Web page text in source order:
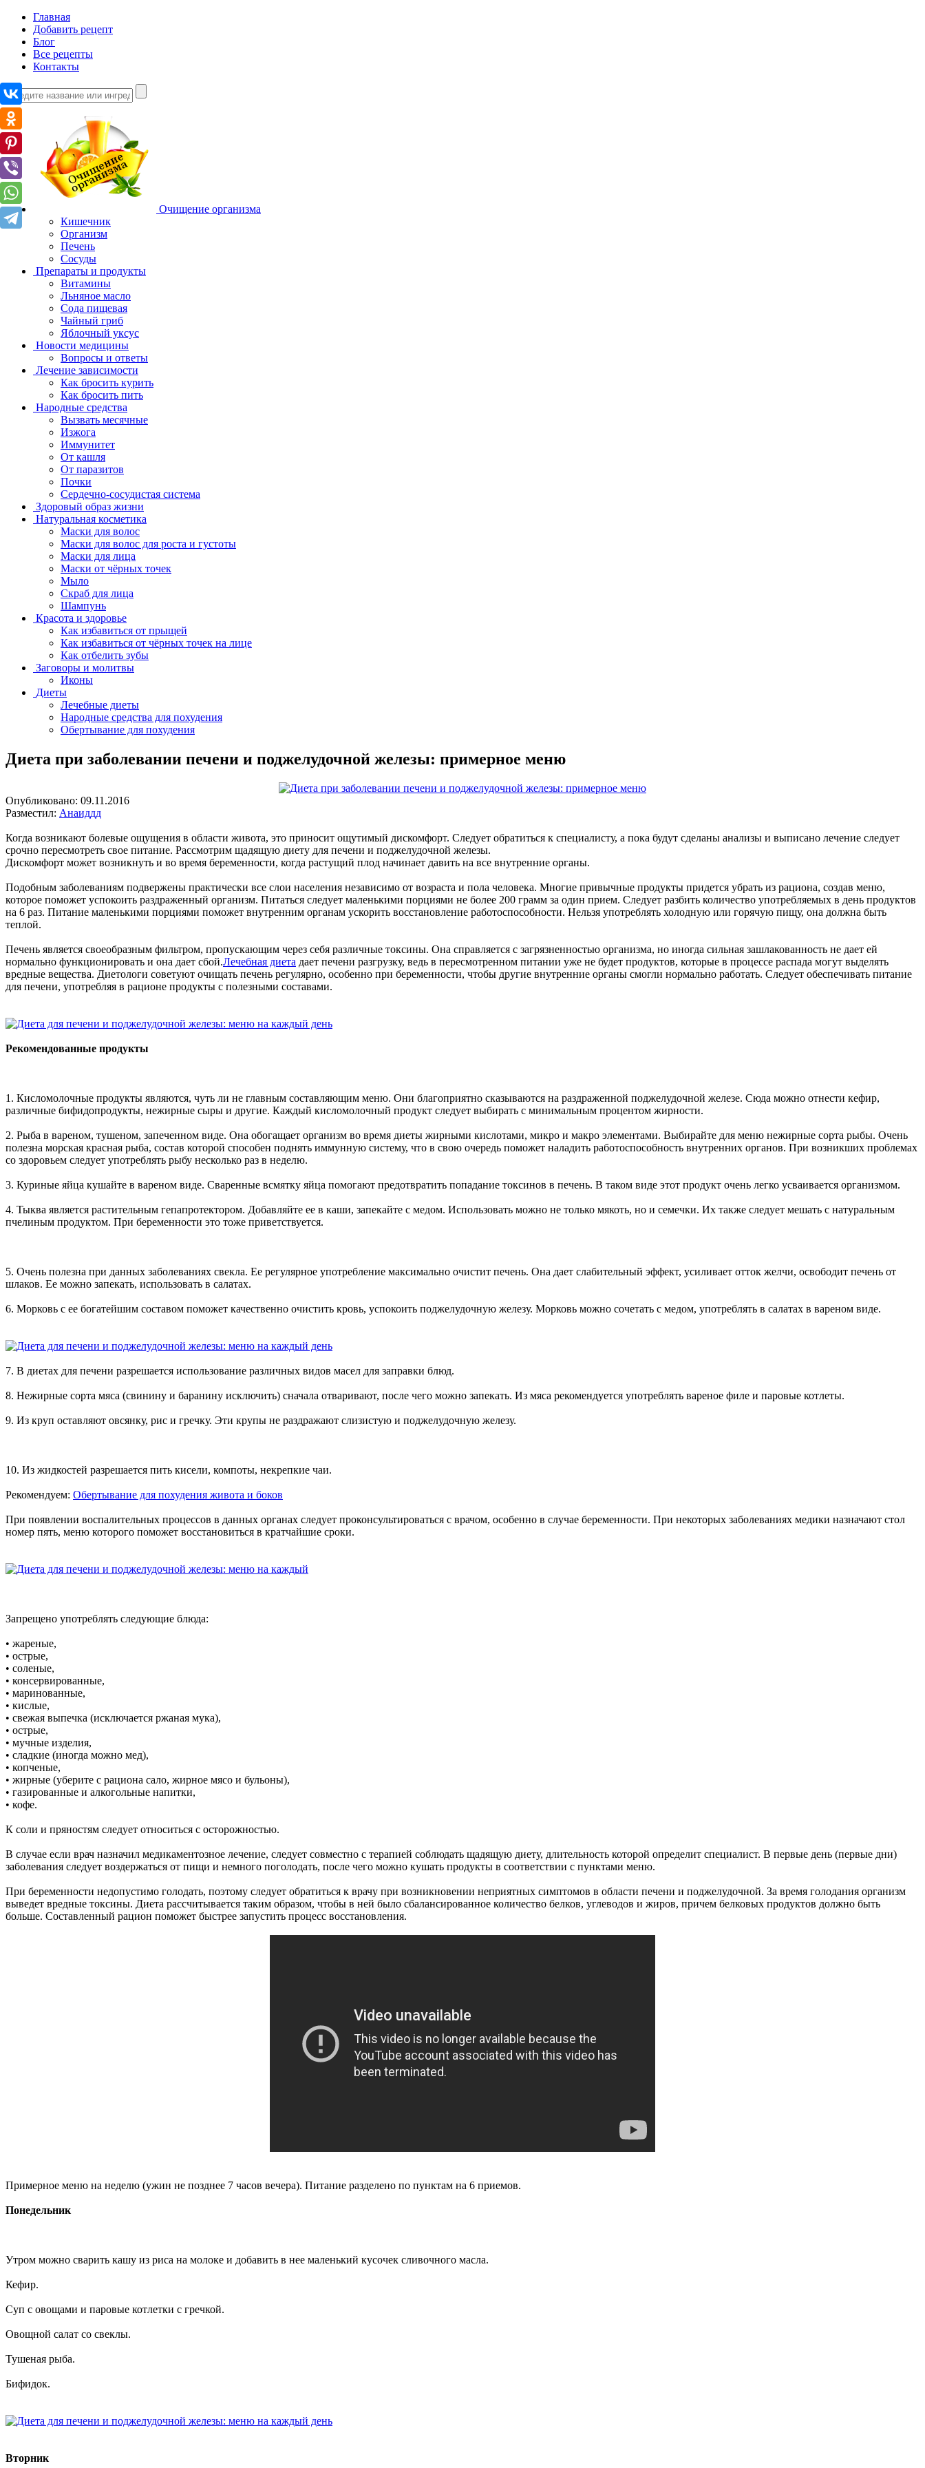
Главная
Добавить рецепт
Блог
Все рецепты
Контакты
Очищение организма
Кишечник
Организм
Печень
Сосуды
Препараты и продукты
Витамины
Льняное масло
Сода пищевая
Чайный гриб
Яблочный уксус
Новости медицины
Вопросы и ответы
Лечение зависимости
Как бросить курить
Как бросить пить
Народные средства
Вызвать месячные
Изжога
Иммунитет
От кашля
От паразитов
Почки
Сердечно-сосудистая система
Здоровый образ жизни
Натуральная косметика
Маски для волос
Маски для волос для роста и густоты
Маски для лица
Маски от чёрных точек
Мыло
Скраб для лица
Шампунь
Красота и здоровье
Как избавиться от прыщей
Как избавиться от чёрных точек на лице
Как отбелить зубы
Заговоры и молитвы
Иконы
Диеты
Лечебные диеты
Народные средства для похудения
Обертывание для похудения
Диета при заболевании печени и поджелудочной железы: примерное меню
Опубликовано: 09.11.2016
Разместил: Анаиддд
Когда возникают болевые ощущения в области живота, это приносит ощутимый дискомфорт. Следует обратиться к специалисту, а пока будут сделаны анализы и выписано лечение следует
срочно пересмотреть свое питание. Рассмотрим щадящую диету для печени и поджелудочной железы.
Дискомфорт может возникнуть и во время беременности, когда растущий плод начинает давить на все внутренние органы.
Подобным заболеваниям подвержены практически все слои населения независимо от возраста и пола человека. Многие привычные продукты придется убрать из рациона, создав меню,
которое поможет успокоить раздраженный организм. Питаться следует маленькими порциями не более 200 грамм за один прием. Следует разбить количество употребляемых в день продуктов
на 6 раз. Питание маленькими порциями поможет внутренним органам ускорить восстановление работоспособности. Нельзя употреблять холодную или горячую пищу, она должна быть
теплой.
Печень является своеобразным фильтром, пропускающим через себя различные токсины. Она справляется с загрязненностью организма, но иногда сильная зашлакованность не дает ей
нормально функционировать и она дает сбой.Лечебная диета дает печени разгрузку, ведь в пересмотренном питании уже не будет продуктов, которые в процессе распада могут выделять
вредные вещества. Диетологи советуют очищать печень регулярно, особенно при беременности, чтобы другие внутренние органы смогли нормально работать. Следует обеспечивать питание
для печени, употребляя в рационе продукты с полезными составами.
Рекомендованные продукты
1. Кисломолочные продукты являются, чуть ли не главным составляющим меню. Они благоприятно сказываются на раздраженной поджелудочной железе. Сюда можно отнести кефир,
различные бифидопродукты, нежирные сыры и другие. Каждый кисломолочный продукт следует выбирать с минимальным процентом жирности.
2. Рыба в вареном, тушеном, запеченном виде. Она обогащает организм во время диеты жирными кислотами, микро и макро элементами. Выбирайте для меню нежирные сорта рыбы. Очень
полезна морская красная рыба, состав которой способен поднять иммунную систему, что в свою очередь поможет наладить работоспособность внутренних органов. При возникших проблемах
со здоровьем следует употреблять рыбу несколько раз в неделю.
3. Куриные яйца кушайте в вареном виде. Сваренные всмятку яйца помогают предотвратить попадание токсинов в печень. В таком виде этот продукт очень легко усваивается организмом.
4. Тыква является растительным гепапротектором. Добавляйте ее в каши, запекайте с медом. Использовать можно не только мякоть, но и семечки. Их также следует мешать с натуральным
пчелиным продуктом. При беременности это тоже приветствуется.
5. Очень полезна при данных заболеваниях свекла. Ее регулярное употребление максимально очистит печень. Она дает слабительный эффект, усиливает отток желчи, освободит печень от
шлаков. Ее можно запекать, использовать в салатах.
6. Морковь с ее богатейшим составом поможет качественно очистить кровь, успокоить поджелудочную железу. Морковь можно сочетать с медом, употреблять в салатах в вареном виде.
7. В диетах для печени разрешается использование различных видов масел для заправки блюд.
8. Нежирные сорта мяса (свинину и баранину исключить) сначала отваривают, после чего можно запекать. Из мяса рекомендуется употреблять вареное филе и паровые котлеты.
9. Из круп оставляют овсянку, рис и гречку. Эти крупы не раздражают слизистую и поджелудочную железу.
10. Из жидкостей разрешается пить кисели, компоты, некрепкие чаи.
Рекомендуем: Обертывание для похудения живота и боков
При появлении воспалительных процессов в данных органах следует проконсультироваться с врачом, особенно в случае беременности. При некоторых заболеваниях медики назначают стол
номер пять, меню которого поможет восстановиться в кратчайшие сроки.
Запрещено употреблять следующие блюда:
• жареные,
• острые,
• соленые,
• консервированные,
• маринованные,
• кислые,
• свежая выпечка (исключается ржаная мука),
• острые,
• мучные изделия,
• сладкие (иногда можно мед),
• копченые,
• жирные (уберите с рациона сало, жирное мясо и бульоны),
• газированные и алкогольные напитки,
• кофе.
К соли и пряностям следует относиться с осторожностью.
В случае если врач назначил медикаментозное лечение, следует совместно с терапией соблюдать щадящую диету, длительность которой определит специалист. В первые день (первые дни)
заболевания следует воздержаться от пищи и немного поголодать, после чего можно кушать продукты в соответствии с пунктами меню.
При беременности недопустимо голодать, поэтому следует обратиться к врачу при возникновении неприятных симптомов в области печени и поджелудочной. За время голодания организм
выведет вредные токсины. Диета рассчитывается таким образом, чтобы в ней было сбалансированное количество белков, углеводов и жиров, причем белковых продуктов должно быть
больше. Составленный рацион поможет быстрее запустить процесс восстановления.
Примерное меню на неделю (ужин не позднее 7 часов вечера). Питание разделено по пунктам на 6 приемов.
Понедельник
Утром можно сварить кашу из риса на молоке и добавить в нее маленький кусочек сливочного масла.
Кефир.
Суп с овощами и паровые котлетки с гречкой.
Овощной салат со свеклы.
Тушеная рыба.
Бифидок.
Вторник